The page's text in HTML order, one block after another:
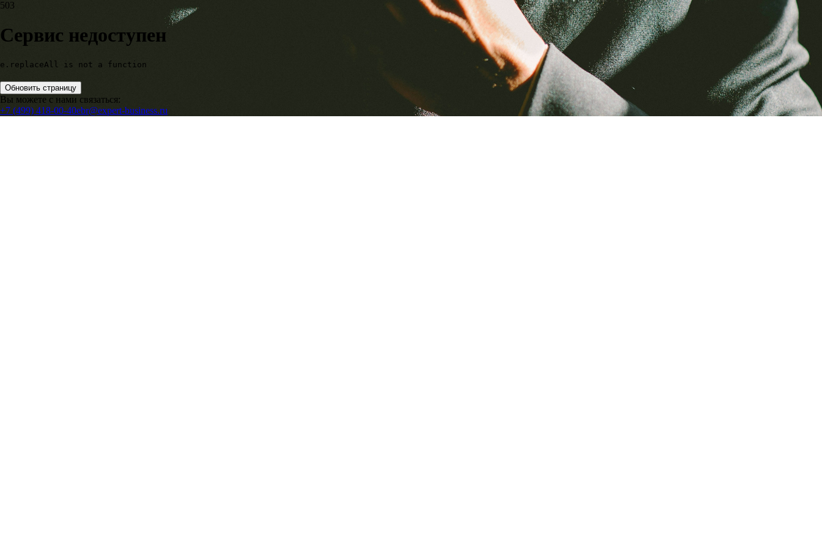
503
Сервис недоступен
e.replaceAll is not a function
Обновить страницу
Вы можете с нами связаться:
+7 (499) 418-00-40ebr@expert-business.ru